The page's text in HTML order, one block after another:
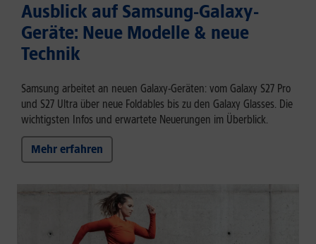
Ausblick auf Samsung-Galaxy-
Geräte: Neue Modelle & neue
Technik
Samsung arbeitet an neuen Galaxy-Geräten: vom Galaxy S27 Pro
und S27 Ultra über neue Foldables bis zu den Galaxy Glasses. Die
wichtigsten Infos und erwartete Neuerungen im Überblick.
Mehr erfahren